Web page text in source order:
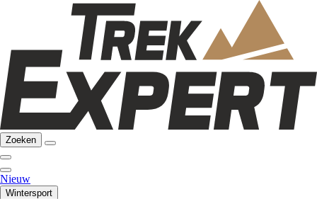
Zoeken
Nieuw
Wintersport